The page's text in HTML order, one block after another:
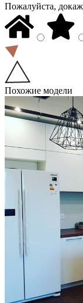
Пожалуйста,
Похожие модели